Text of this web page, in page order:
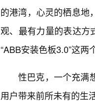
的港湾，心灵的栖息地
观、最有力量的表达方
“ABB安装色板3.0”这两
性巴克，一个充满
用户带来前所未有的